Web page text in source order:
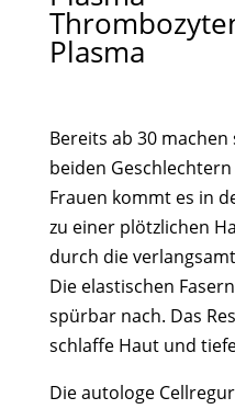
Plasma
Bereits ab 30
beiden
Frauen kommt es in
zu einer plötzlichen
durch die
Die elastischen
spürbar nach. Das
schlaffe Haut und
Die autologe